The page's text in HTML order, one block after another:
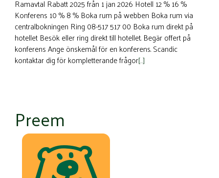
Ramavtal Rabatt 2025 från 1 jan 2026 Hotell 12 % 16 %
Konferens 10 % 8 % Boka rum på webben Boka rum via
centralbokningen Ring 08-517 517 00 Boka rum direkt på
hotellet Besök eller ring direkt till hotellet. Begär offert på
konferens Ange önskemål för en konferens. Scandic
kontaktar dig för kompletterande frågor[…]
Preem